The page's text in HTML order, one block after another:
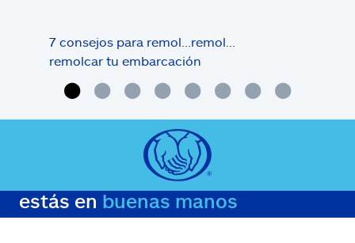
7 consejos para remol…remol…
remolcar tu embarcación
estás en buenas manos